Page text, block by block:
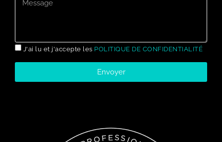
J'ai lu et j'accepte les POLITIQUE DE CONFIDENTIALITÉ
Envoyer